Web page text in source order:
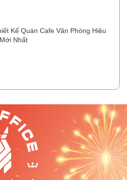
Kế Quán Cafe Văn Phòng Hiệu
Nhất
.
.